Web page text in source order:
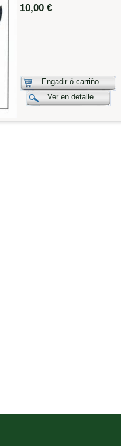
10,00 €
Engadir ó carriño
Ver en detalle